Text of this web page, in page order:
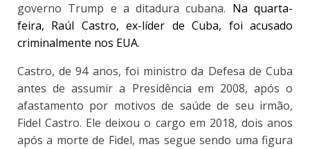
governo Trump e a ditadura cubana. Na quarta-
feira, Raúl Castro, ex-líder de Cuba, foi acusado
criminalmente nos EUA.
Castro, de 94 anos, foi ministro da Defesa de Cuba
antes de assumir a Presidência em 2008, após o
afastamento por motivos de saúde de seu irmão,
Fidel Castro. Ele deixou o cargo em 2018, dois anos
após a morte de Fidel, mas segue sendo uma figura